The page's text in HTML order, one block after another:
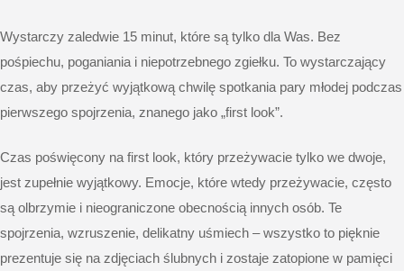
Wystarczy zaledwie 15 minut, które są tylko dla Was. Bez
pośpiechu, poganiania i niepotrzebnego zgiełku. To wystarczający
czas, aby przeżyć wyjątkową chwilę spotkania pary młodej podczas
pierwszego spojrzenia, znanego jako „first look”.
Czas poświęcony na first look, który przeżywacie tylko we dwoje,
jest zupełnie wyjątkowy. Emocje, które wtedy przeżywacie, często
są olbrzymie i nieograniczone obecnością innych osób. Te
spojrzenia, wzruszenie, delikatny uśmiech – wszystko to pięknie
prezentuje się na zdjęciach ślubnych i zostaje zatopione w pamięci